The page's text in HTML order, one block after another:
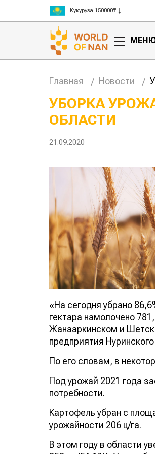
Рис 300000₸
Пшеница 3 класс 125000₸
Главная Новости
УБОРКА
ОБЛАСТИ
21.09.2020
«На сегодня убрано
гектара намолочено
Жанааркинском и
предприятия
По его словам, в
Под урожай 2021 года
потребности.
Картофель убран с
урожайности 206 ц/га.
В этом году в области